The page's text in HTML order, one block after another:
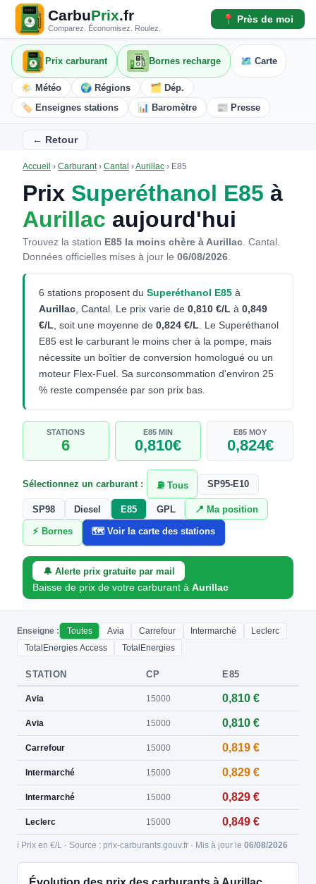
CarbuPrix.fr
Comparez. Économisez. Roulez.
📍 Près de moi
Prix carburant Bornes recharge 🗺️ Carte
🌤️ Météo 🌍 Régions
🗂️ Dép.
🏷️ Enseignes stations
📊 Baromètre 📰 Presse
← Retour
Accueil › Carburant› Cantal ›Aurillac › E85
Prix Superéthanol E85 à
Aurillac aujourd'hui
Trouvez la station E85 la moins chère à Aurillac. Cantal.
Données officielles mises à jour le 06/08/2026.
6 stations proposent du Superéthanol E85 à
Aurillac, Cantal. Le prix varie de 0,810 €/L à 0,849
€/L, soit une moyenne de 0,824 €/L. Le Superéthanol
E85 est le carburant le moins cher à la pompe, mais
nécessite un boîtier de conversion homologué ou un
moteur Flex-Fuel. Sa surconsommation d'environ 25
% reste compensée par son prix bas.
STATIONS
6
E85 MIN
0,810€
E85 MOY
0,824€
Sélectionnez un carburant : ⛽ Tous SP95-E10
SP98 Diesel E85 GPL 📍 Ma position
⚡ Bornes 🗺️ Voir la carte des stations
🔔 Alerte prix gratuite par mail
Baisse de prix de votre carburant àAurillac
Enseigne : Toutes Avia Carrefour Intermarché
Leclerc
TotalEnergies Access
TotalEnergies
STATION CP E85
Avia 15000 0,810 €
Avia 15000 0,810 €
Carrefour 15000 0,819 €
Intermarché 15000 0,829 €
Intermarché 15000 0,829 €
Leclerc 15000 0,849 €
ℹ️ Prix en €/L · Source : prix-carburants.gouv.fr · Mis à jour le 06/08/2026